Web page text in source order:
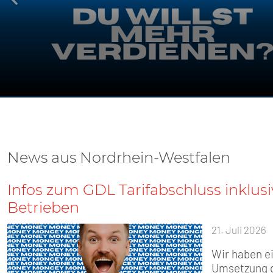
News aus Nordrhein-Westfalen
Infos zum GDL Tarifabschluss
Betrieben
21. Juli 2026
Wir haben
Umsetzung